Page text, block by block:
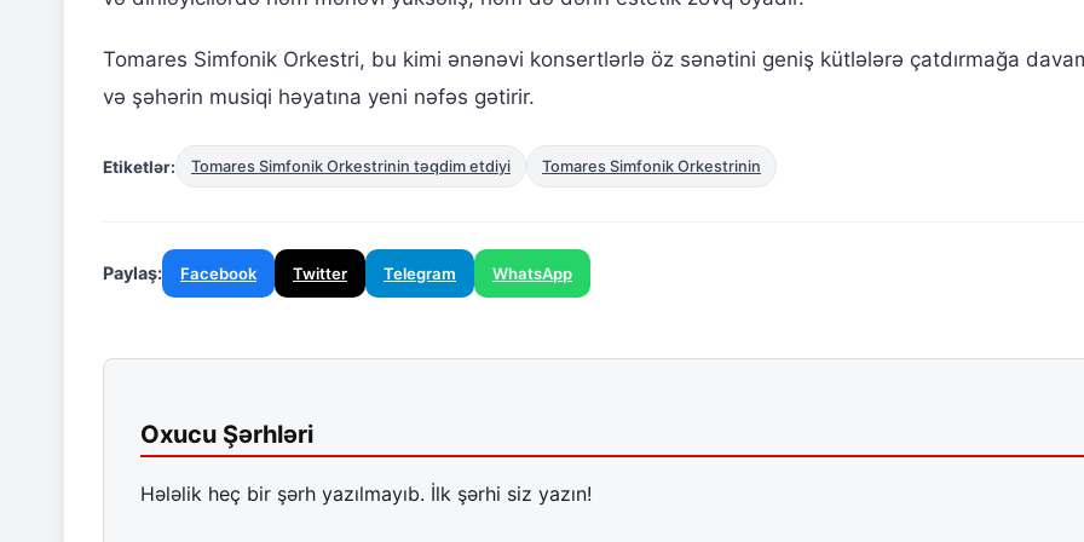
Tomares Simfonik Orkestri, bu kimi ənənəvi konsertlərlə öz sənətini geniş kütlələrə çatdırmağa
və şəhərin musiqi həyatına yeni nəfəs gətirir.
Etiketlər: Tomares Simfonik Orkestrinin təqdim etdiyi Tomares Simfonik Orkestrinin
Paylaş: Facebook Twitter Telegram WhatsApp
Oxucu Şərhləri
Hələlik heç bir şərh yazılmayıb. İlk şərhi siz yazın!